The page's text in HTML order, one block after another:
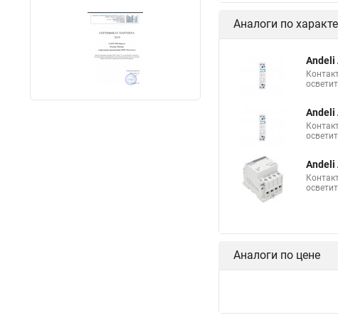
Аналоги по
Andeli
Andeli
Andeli
Аналоги по цене